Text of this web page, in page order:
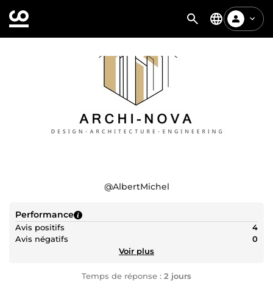
@AlbertMichel
Performance
Avis positifs
4
Avis négatifs
0
Voir plus
Temps de réponse : 2 jours